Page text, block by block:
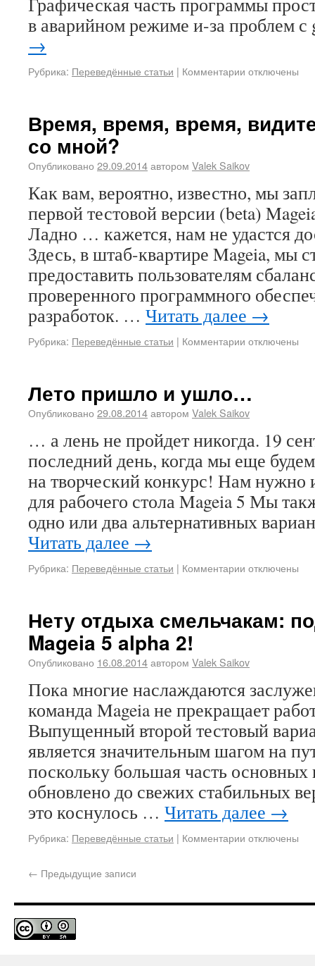
в аварийном режиме и-за проблем
→
Рубрика: Переведённые статьи | Комментарии отключены
Время, время, время,
со мной?
Опубликовано 29.09.2014автором Valek Saikov
Как вам, вероятно, известно, мы
первой тестовой версии (beta)
Ладно … кажется, нам не удастся
Здесь, в штаб-квартире Mageia, мы
предоставить пользователям
проверенного программного
разработок. … Читать далее →
Рубрика: Переведённые статьи | Комментарии отключены
Лето пришло и ушло…
Опубликовано 29.08.2014автором Valek Saikov
… а лень не пройдет никогда. 19
последний день, когда мы еще
на творческий конкурс! Нам нужно
для рабочего стола Mageia 5 Мы
одно или два альтернативных
Читать далее →
Рубрика: Переведённые статьи | Комментарии отключены
Нету отдыха смельчакам:
Mageia 5 alpha 2!
Опубликовано 16.08.2014автором Valek Saikov
Пока многие наслаждаются
команда Mageia не прекращает
Выпущенный второй тестовый
является значительным шагом на
поскольку большая часть основных
обновлено до свежих стабильных
это коснулось … Читать далее →
Рубрика: Переведённые статьи | Комментарии отключены
← Предыдущие записи